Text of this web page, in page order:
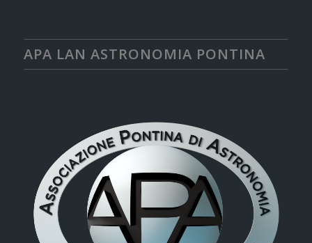
APA LAN ASTRONOMIA PONTINA